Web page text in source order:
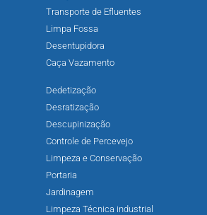
Transporte de Efluentes
Limpa Fossa
Desentupidora
Caça Vazamento
Dedetização
Desratização
Descupinização
Controle de Percevejo
Limpeza e Conservação
Portaria
Jardinagem
Limpeza Técnica industrial